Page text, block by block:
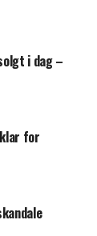
i dag –
for